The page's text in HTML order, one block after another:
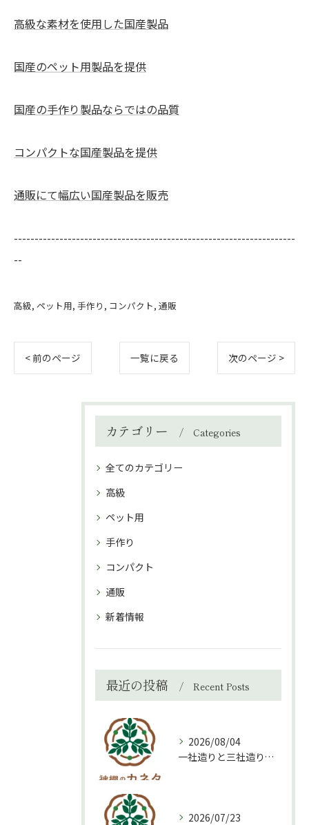
高級な素材を使用した国産製品
国産のペット用製品を提供
国産の手作り製品ならではの品質
コンパクトな国産製品を提供
通販にて幅広い国産製品を販売
--------------------------------------------------------------------
--
高級 ペット用 手作り コンパクト 通販
< 前のページ 一覧に戻る 次のページ >
カテゴリー Categories
全てのカテゴリー
高級
ペット用
手作り
コンパクト
通販
新着情報
最近の投稿 Recent Posts
2026/08/04
一社造りと三社造り、どちらを選ぶべき？
2026/07/23